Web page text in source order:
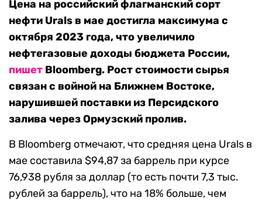
Цена на российский флагманский сорт
нефти Urals в мае достигла максимума с
октября 2023 года, что увеличило
нефтегазовые доходы бюджета России,
пишет Bloomberg. Рост стоимости сырья
связан с войной на Ближнем Востоке,
нарушившей поставки из Персидского
залива через Ормузский пролив.
В Bloomberg отмечают, что средняя цена Urals в
мае составила $94,87 за баррель при курсе
76,938 рубля за доллар (то есть почти 7,3 тыс.
рублей за баррель), что на 18% больше, чем